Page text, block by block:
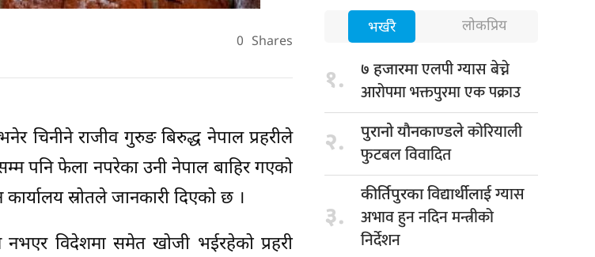
0 Shares
चिनीने राजीव गुरुङ बिरुद्ध नेपाल प्रहरीले
पनि फेला नपरेका उनी नेपाल बाहिर गएको
कार्यालय स्रोतले जानकारी दिएको छ ।
नभएर विदेशमा समेत खोजी भईरहेको प्रहरी
भर्खरै लोकप्रिय
१. ७ हजारमाएलपी ग्यास बेच्ने
आरोपमा भक्तपुरमा एक पक्राउ
२. पुरानो यौनकाण्डलेकोरियाली
फुटबल विवादित
३.
कीर्तिपुरका विद्यार्थीलाईग्यास
अभाव हुन नदिन मन्त्रीको
निर्देशन